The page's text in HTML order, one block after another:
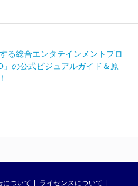
る総合エンタテインメントプロ
の公式ビジュアルガイド＆原
について
ライセンスについて